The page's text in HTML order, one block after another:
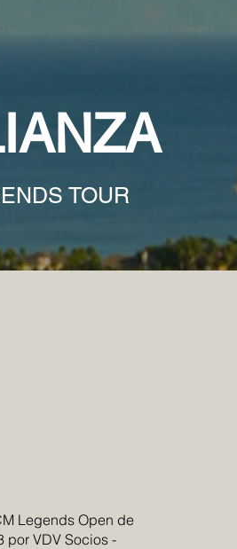
TOUR
Legends Open de
por VDV Socios -